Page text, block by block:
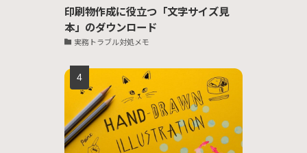
印刷物作成に役立つ「文字サイズ見
本」のダウンロード
実務トラブル対処メモ